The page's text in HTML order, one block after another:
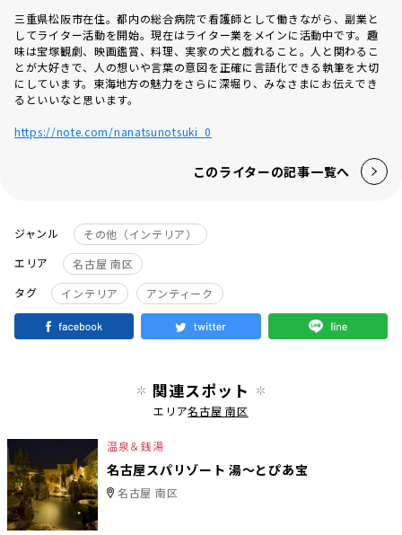
三重県松阪市在住。都内の総合病院で看護師として働きながら、副業と
してライター活動を開始。現在はライター業をメインに活動中です。趣
味は宝塚観劇、映画鑑賞、料理、実家の犬と戯れること。人と関わるこ
とが大好きで、人の想いや言葉の意図を正確に言語化できる執筆を大切
にしています。東海地方の魅力をさらに深堀り、みなさまにお伝えでき
るといいなと思います。
https://note.com/nanatsunotsuki_0
このライターの記事一覧へ
ジャンル
その他（インテリア）
エリア
名古屋 南区
タグ
インテリア アンティーク
関連スポット
エリア名古屋 南区
温泉＆銭湯
名古屋スパリゾート 湯〜とぴあ宝
名古屋 南区